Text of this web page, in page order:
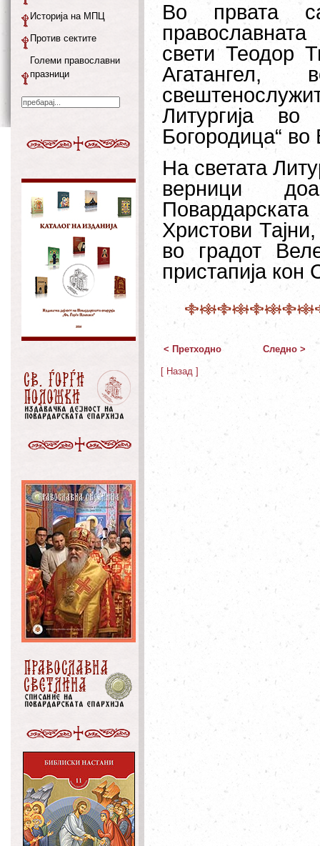
Во првата
свети Теодор
Литургија
Богородица“ во
На светата
верници
Христови
во градот
пристапија кон
< Претходно Следно >
[ Назад ]
Историја на МПЦ
Против сектите
Големи православни
празници